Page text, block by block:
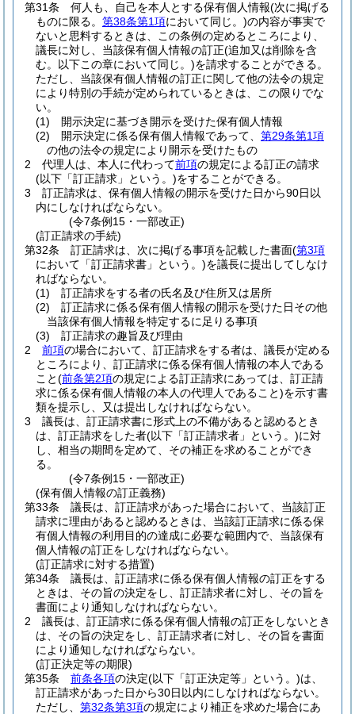
第31条
何人も、自己を本人とする保有個人情報(次に掲げる
ものに限る。 第38条第1項において同じ。)の内容が事実で
ないと思料するときは、この条例の定めるところにより、
議長に対し、当該保有個人情報の訂正(追加又は削除を含
む。以下この章において同じ。)を請求することができる。
ただし、当該保有個人情報の訂正に関して他の法令の規定
により特別の手続が定められているときは、この限りでな
い。
(1)
開示決定に基づき開示を受けた保有個人情報
(2)
開示決定に係る保有個人情報であって、 第29条第1項
の他の法令の規定により開示を受けたもの
2
代理人は、本人に代わって前項の規定による訂正の請求
(以下「訂正請求」という。)をすることができる。
3
訂正請求は、保有個人情報の開示を受けた日から90日以
内にしなければならない。
(令7条例15・一部改正)
(訂正請求の手続)
第32条
訂正請求は、次に掲げる事項を記載した書面(第3項
において「訂正請求書」という。)を議長に提出してしなけ
ればならない。
(1)
訂正請求をする者の氏名及び住所又は居所
(2)
訂正請求に係る保有個人情報の開示を受けた日その他
当該保有個人情報を特定するに足りる事項
(3)
訂正請求の趣旨及び理由
2
前項の場合において、訂正請求をする者は、議長が定める
ところにより、訂正請求に係る保有個人情報の本人である
こと(前条第2項の規定による訂正請求にあっては、訂正請
求に係る保有個人情報の本人の代理人であること)を示す書
類を提示し、又は提出しなければならない。
3
議長は、訂正請求書に形式上の不備があると認めるとき
は、訂正請求をした者(以下「訂正請求者」という。)に対
し、相当の期間を定めて、その補正を求めることができ
る。
(令7条例15・一部改正)
(保有個人情報の訂正義務)
第33条
議長は、訂正請求があった場合において、当該訂正
請求に理由があると認めるときは、当該訂正請求に係る保
有個人情報の利用目的の達成に必要な範囲内で、当該保有
個人情報の訂正をしなければならない。
(訂正請求に対する措置)
第34条
議長は、訂正請求に係る保有個人情報の訂正をする
ときは、その旨の決定をし、訂正請求者に対し、その旨を
書面により通知しなければならない。
2
議長は、訂正請求に係る保有個人情報の訂正をしないとき
は、その旨の決定をし、訂正請求者に対し、その旨を書面
により通知しなければならない。
(訂正決定等の期限)
第35条
前条各項の決定(以下「訂正決定等」という。)は、
訂正請求があった日から30日以内にしなければならない。
ただし、 第32条第3項の規定により補正を求めた場合にあ